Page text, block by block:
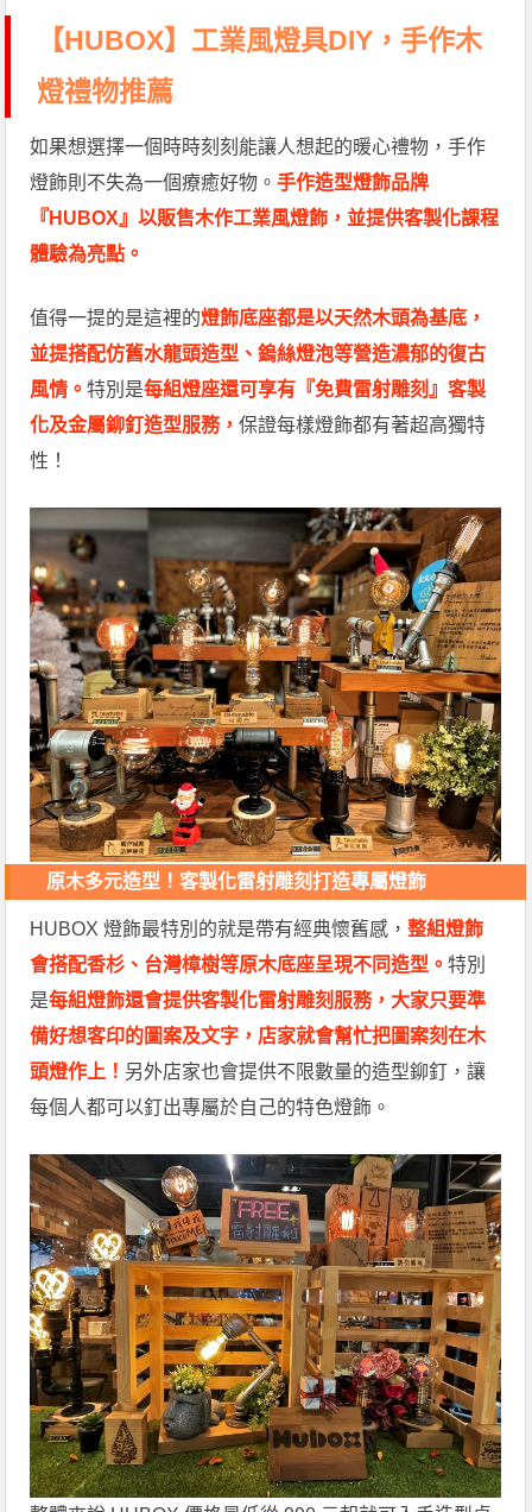
【HUBOX】工業風燈具DIY，手作木
燈禮物推薦
如果想選擇一個時時刻刻能讓人想起的暖心禮物，手作
燈飾則不失為一個療癒好物。手作造型燈飾品牌
『HUBOX』以販售木作工業風燈飾，並提供客製化課程
體驗為亮點。
值得一提的是這裡的燈飾底座都是以天然木頭為基底，
並提搭配仿舊水龍頭造型、鎢絲燈泡等營造濃郁的復古
風情。特別是每組燈座還可享有『免費雷射雕刻』客製
化及金屬鉚釘造型服務，保證每樣燈飾都有著超高獨特
性！
原木多元造型！客製化雷射雕刻打造專屬燈飾
HUBOX 燈飾最特別的就是帶有經典懷舊感，整組燈飾
會搭配香杉、台灣樟樹等原木底座呈現不同造型。特別
是每組燈飾還會提供客製化雷射雕刻服務，大家只要準
備好想客印的圖案及文字，店家就會幫忙把圖案刻在木
頭燈作上！ 另外店家也會提供不限數量的造型鉚釘，讓
每個人都可以釘出專屬於自己的特色燈飾。